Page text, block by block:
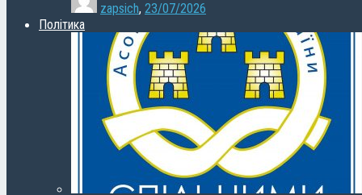
zapsich, 23/07/2026
Політика